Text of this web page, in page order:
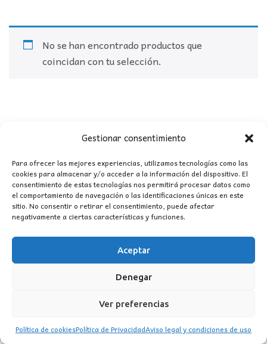
Gestionar consentimiento
Para ofrecer las mejores experiencias, utilizamos tecnologías como las
cookies para almacenar y/o acceder a la información del dispositivo. El
consentimiento de estas tecnologías nos permitirá procesar datos como
el comportamiento de navegación o las identificaciones únicas en este
sitio. No consentir o retirar el consentimiento, puede afectar
negativamente a ciertas características y funciones.
Aceptar
Denegar
Ver preferencias
Política de cookiesPolítica de PrivacidadAviso legal y condiciones de uso
No se han encontrado productos que
coincidan con tu selección.
MI CUENTA
INFORMACIÓN
WhatsApp
TikTok
Instagram
BACK TO TOP